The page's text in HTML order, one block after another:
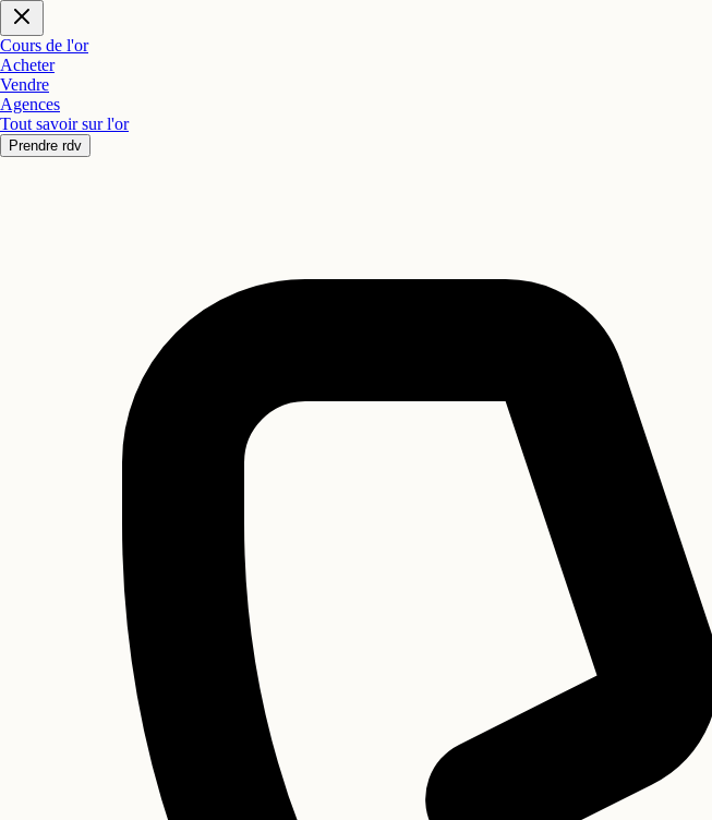
Cours de l'or
Acheter
Vendre
Agences
Tout savoir sur l'or
Prendre rdv